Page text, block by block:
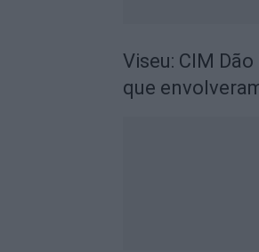
Viseu: CIM
que